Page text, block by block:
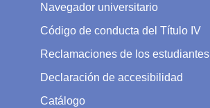
Navegador universitario
Código de conducta del Título IV
Reclamaciones de los estudiantes
Declaración de accesibilidad
Catálogo